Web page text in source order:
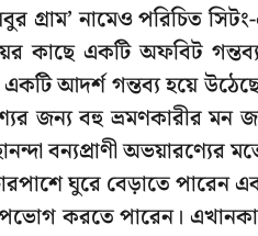
গ্রাম’ নামেও পরিচিত
কাছে একটি অফবিট
আদর্শ গন্তব্য হয়ে
জন্য বহু ভ্রমণকারীর মন
বন্যপ্রাণী অভয়ারণ্যের
ঘুরে বেড়াতে পারেন
করতে পারেন।